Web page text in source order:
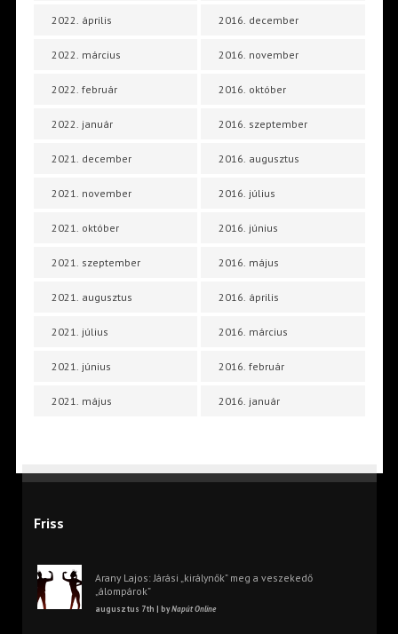
2022. április
2022. március
2022. február
2022. január
2021. december
2021. november
2021. október
2021. szeptember
2021. augusztus
2021. július
2021. június
2021. május
2016. december
2016. november
2016. október
2016. szeptember
2016. augusztus
2016. július
2016. június
2016. május
2016. április
2016. március
2016. február
2016. január
Friss
Arany Lajos: Járási „királynők” meg a veszekedő
„álompárok”
augusztus 7th | byNapút Online